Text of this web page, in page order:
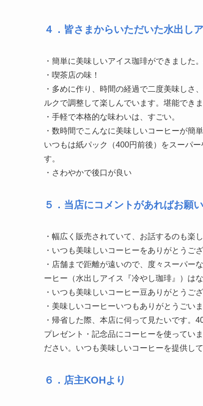
４．皆さまからいただいた水出し
・簡単に美味しいアイス珈琲ができました
・喫茶店の味！
・多めに作り、時間の経過で二度美味しさ
ルクで調整して楽しんでいます。堪能できま
・手軽で本格的な味わいは、すごい。
・数時間でこんなに美味しいコーヒーが簡
いつもは紙パック（400円前後）をスーパ
す。
・さわやかで後口が良い
５．当店にコメントがあればお願い
・幅広く販売されていて、お話するのも楽し
・いつも美味しいコーヒーをありがとうご
・店舗まで距離が遠いので、度々スーパー
ーヒー（水出しアイス『冷やし珈琲』）は
・いつも美味しいコーヒー豆ありがとうござ
・美味しいコーヒーいつもありがとうごいま
・帰省した際、本店に伺って見たいです。
プレゼント・記念品にコーヒーを使ってい
ださい。いつも美味しいコーヒーを提供し
６．店主KOHより